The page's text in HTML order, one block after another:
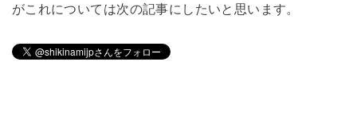
がこれについては次の記事にしたいと思います。